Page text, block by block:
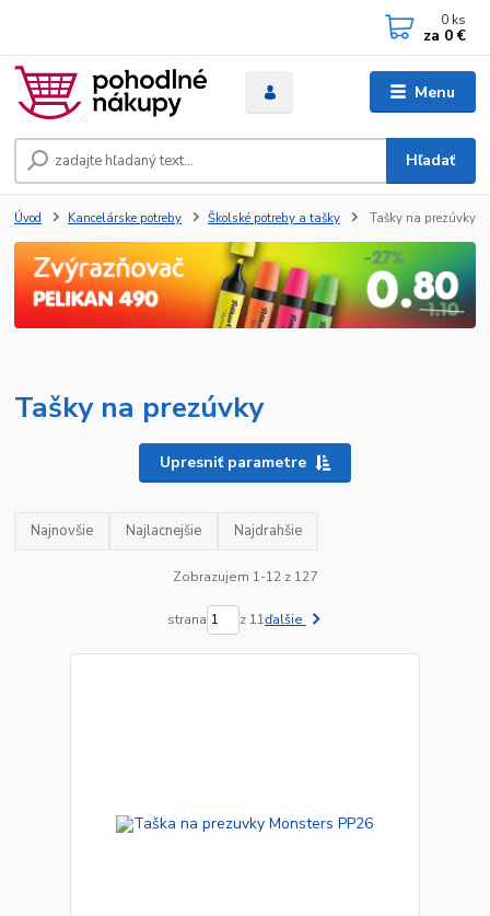
Menu
Hľadať
0 ks
za 0 €
Úvod Kancelárske potreby Školské potreby a tašky Tašky na prezúvky
Tašky na prezúvky
Upresniť parametre
Najnovšie Najlacnejšie Najdrahšie
Zobrazujem 1-12 z 127
strana z 11ďalšie